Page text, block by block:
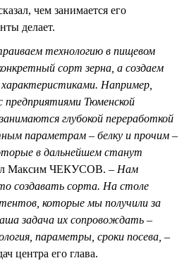
чем занимается его
делает.
технологию в пищевом
сорт зерна, а создаем
Например,
предприятиями Тюменской
глубокой переработкой
параметрам – белку и прочим –
в дальнейшем станут
Максим ЧЕКУСОВ. – Нам
создавать сорта. На столе
которые мы получили за
задача их сопровождать –
параметры, сроки посева, –
центра его глава.